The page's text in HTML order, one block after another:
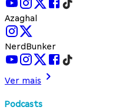
Azaghal
NerdBunker
Ver mais
Podcasts